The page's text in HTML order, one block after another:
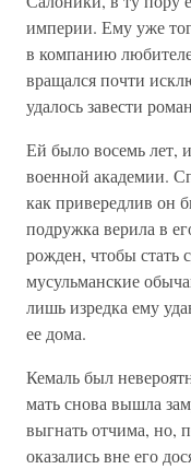
империи. Ему уже
в компанию
вращался почти
удалось завести
Ей было восемь лет,
военной академии.
как привередлив он
подружка верила в
рожден, чтобы стать
мусульманские
лишь изредка ему
ее дома.
Кемаль был
мать снова вышла
выгнать отчима, но,
оказались вне его